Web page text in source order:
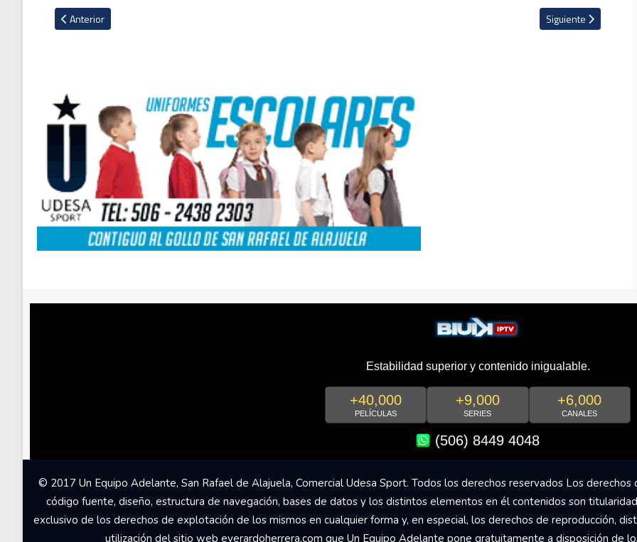
Artículo anterior: Manchester City gana en casa del Crystal Palace y queda a un paso del título
Anterior Artículo siguiente:
Siguiente
Estabilidad superior y contenido inigualable.
+40,000
PELÍCULAS
+9,000
SERIES
+6,000
CANALES
(506) 8449 4048
© 2017 Un Equipo Adelante, San Rafael de Alajuela, Comercial Udesa Sport. Todos los derechos reservados Los
código fuente, diseño, estructura de navegación, bases de datos y los distintos elementos en él contenidos son
exclusivo de los derechos de explotación de los mismos en cualquier forma y, en especial, los derechos de reproducción,
utilización del sitio web everardoherrera.com que Un Equipo Adelante pone gratuitamente a disposición de